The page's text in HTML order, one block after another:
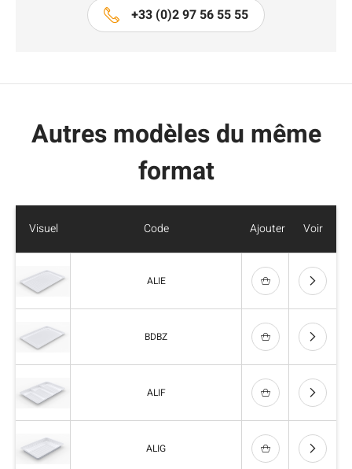
+33 (0)2 97 56 55 55
Autres modèles du même
format
Visuel Code Ajouter Voir
ALIE
BDBZ
ALIF
ALIG